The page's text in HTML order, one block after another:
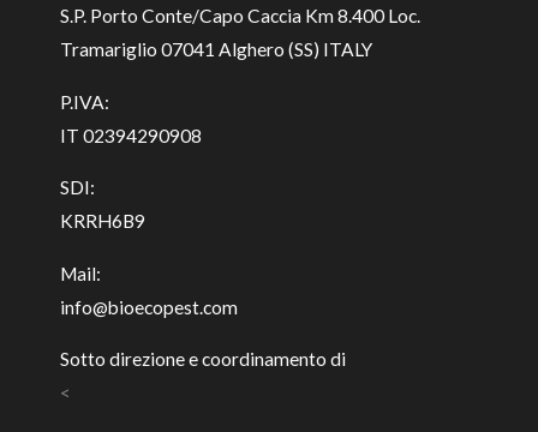
S.P. Porto Conte/Capo Caccia Km 8.400 Loc.
Tramariglio 07041 Alghero (SS) ITALY
P.IVA:
IT 02394290908
SDI:
KRRH6B9
Mail:
info@bioecopest.com
Sotto direzione e coordinamento di
<